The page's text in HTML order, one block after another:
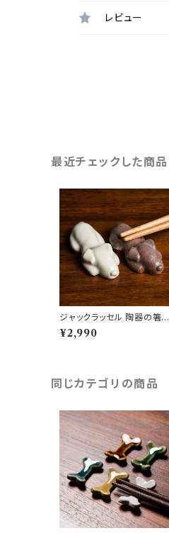
レビュー
最近チェックした商品
ジャックラッセル 陶器の箸置
き（ペア）
¥2,990
同じカテゴリの商品